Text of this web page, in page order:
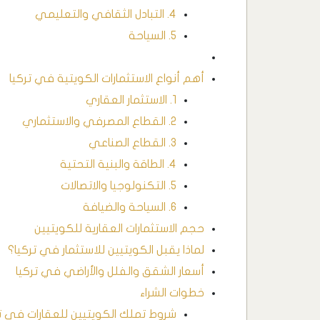
4. التبادل الثقافي والتعليمي
5. السياحة
أهم أنواع الاستثمارات الكويتية في تركيا
1. الاستثمار العقاري
2. القطاع المصرفي والاستثماري
3. القطاع الصناعي
4. الطاقة والبنية التحتية
5. التكنولوجيا والاتصالات
6. السياحة والضيافة
حجم الاستثمارات العقارية للكويتيين
لماذا يقبل الكويتيين للاستثمار في تركيا؟
أسعار الشقق والفلل والأراضي في تركيا
خطوات الشراء
شروط تملك الكويتيين للعقارات في